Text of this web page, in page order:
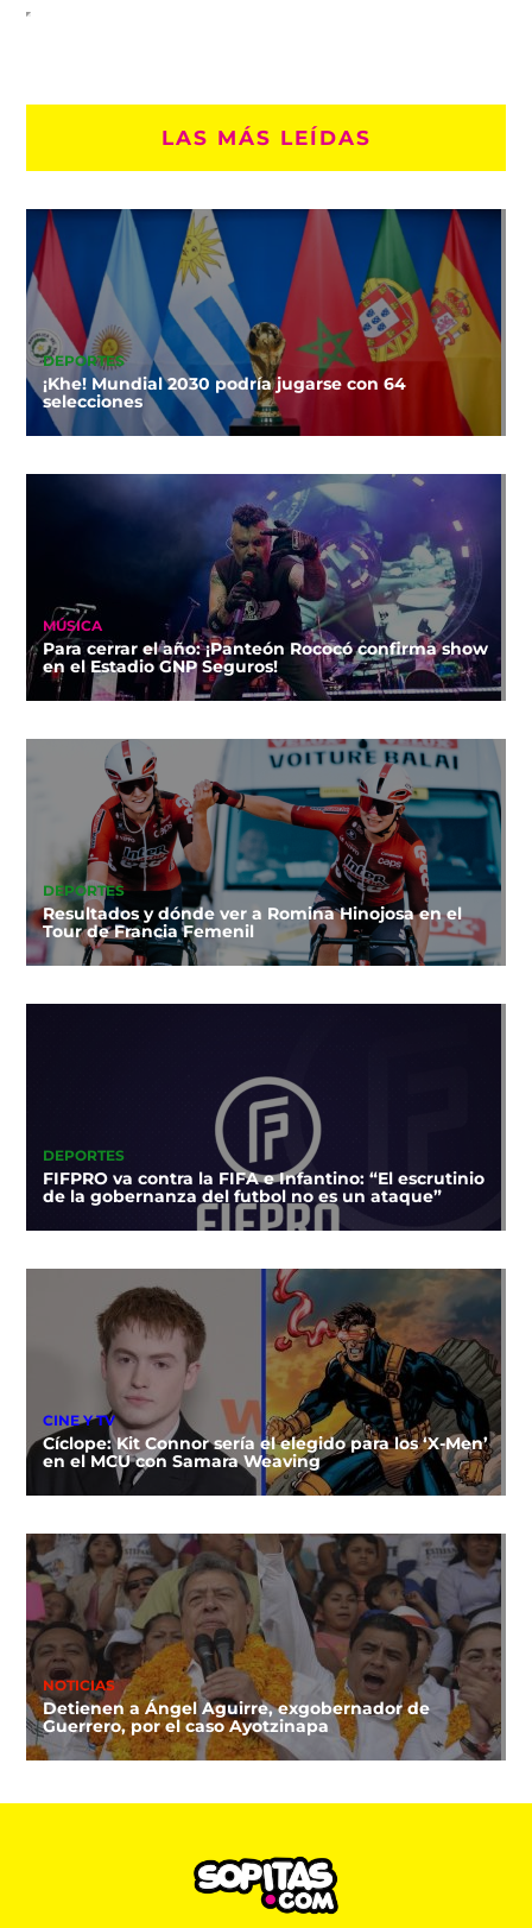
LAS MÁS LEÍDAS
DEPORTES
¡Khe! Mundial 2030 podría jugarse con 64
selecciones
MÚSICA
Para cerrar el año: ¡Panteón Rococó confirma show
en el Estadio GNP Seguros!
DEPORTES
Resultados y dónde ver a Romina Hinojosa en el
Tour de Francia Femenil
DEPORTES
FIFPRO va contra la FIFA e Infantino: “El escrutinio
de la gobernanza del futbol no es un ataque”
CINE Y TV
Cíclope: Kit Connor sería el elegido para los ‘X-Men’
en el MCU con Samara Weaving
NOTICIAS
Detienen a Ángel Aguirre, exgobernador de
Guerrero, por el caso Ayotzinapa